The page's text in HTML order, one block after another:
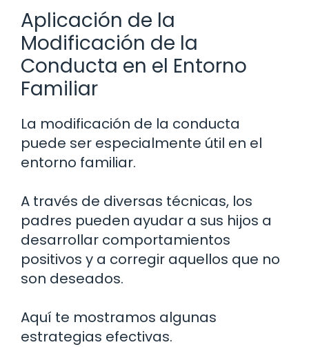
Aplicación de la
Modificación de la
Conducta en el Entorno
Familiar
La modificación de la conducta
puede ser especialmente útil en el
entorno familiar.
A través de diversas técnicas, los
padres pueden ayudar a sus hijos a
desarrollar comportamientos
positivos y a corregir aquellos que no
son deseados.
Aquí te mostramos algunas
estrategias efectivas.